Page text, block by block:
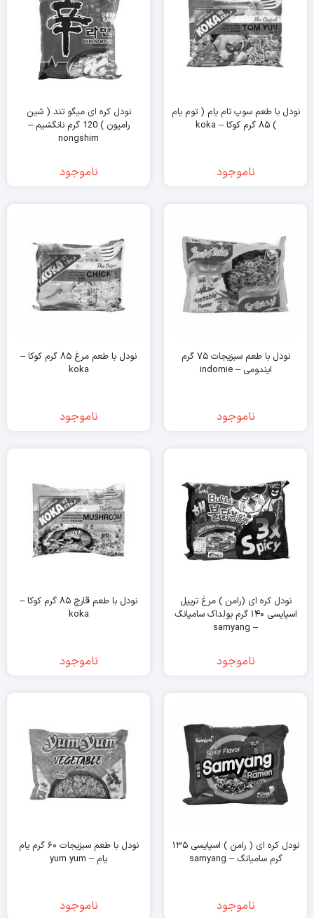
نودل با طعم سوپ تام یام ( توم یام
) ۸۵ گرم کوکا – koka
ناموجود
نودل کره ای میگو تند ( شین
رامیون ) 120 گرم نانگشیم –
nongshim
ناموجود
نودل با طعم سبزیجات ۷۵ گرم
ایندومی – indomie
ناموجود
نودل با طعم مرغ ۸۵ گرم کوکا –
koka
ناموجود
نودل کره ای (رامن ) مرغ تریپل
اسپایسی ۱۴۰ گرم بولداک سامیانگ
– samyang
ناموجود
نودل با طعم قارچ ۸۵ گرم کوکا –
koka
ناموجود
نودل کره ای ( رامن ) اسپایسی ۱۳۵
گرم سامیانگ – samyang
ناموجود
نودل با طعم سبزیجات ۶۰ گرم یام
یام – yum yum
ناموجود